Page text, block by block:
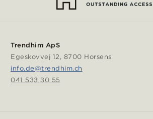
Trendhim ApS
Egeskovvej 12, 8700 Horsens
info.de@trendhim.ch
041 533 30 55